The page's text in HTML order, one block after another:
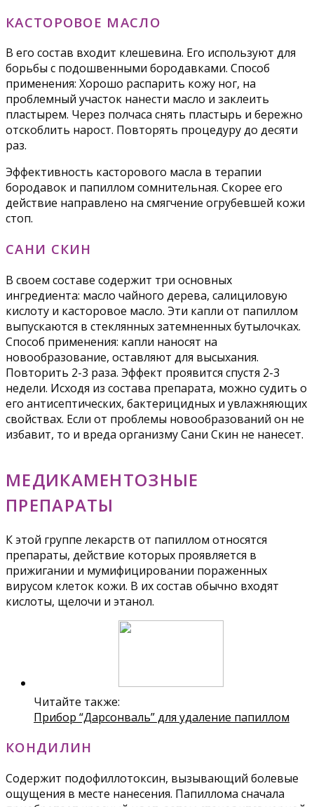
КАСТОРОВОЕ МАСЛО
В его состав входит клешевина. Его используют для
борьбы с подошвенными бородавками. Способ
применения: Хорошо распарить кожу ног, на
проблемный участок нанести масло и заклеить
пластырем. Через полчаса снять пластырь и бережно
отскоблить нарост. Повторять процедуру до десяти
раз.
Эффективность касторового масла в терапии
бородавок и папиллом сомнительная. Скорее его
действие направлено на смягчение огрубевшей кожи
стоп.
САНИ СКИН
В своем составе содержит три основных
ингредиента: масло чайного дерева, салициловую
кислоту и касторовое масло. Эти капли от папиллом
выпускаются в стеклянных затемненных бутылочках.
Способ применения: капли наносят на
новообразование, оставляют для высыхания.
Повторить 2-3 раза. Эффект проявится спустя 2-3
недели. Исходя из состава препарата, можно судить о
его антисептических, бактерицидных и увлажняющих
свойствах. Если от проблемы новообразований он не
избавит, то и вреда организму Сани Скин не нанесет.
МЕДИКАМЕНТОЗНЫЕ
ПРЕПАРАТЫ
К этой группе лекарств от папиллом относятся
препараты, действие которых проявляется в
прижигании и мумифицировании пораженных
вирусом клеток кожи. В их состав обычно входят
кислоты, щелочи и этанол.
Читайте также:
Прибор “Дарсонваль” для удаление папиллом
КОНДИЛИН
Содержит подофиллотоксин, вызывающий болевые
ощущения в месте нанесения. Папиллома сначала